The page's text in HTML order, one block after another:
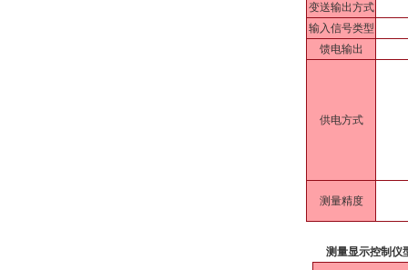
变送输出方式
输入信号类型
馈电输出
供电方式
测量精度
测量显示控制仪